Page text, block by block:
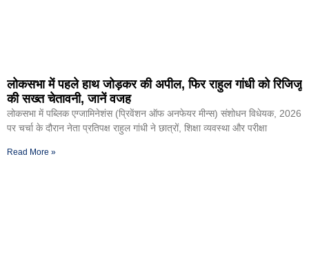
लोकसभा में पहले हाथ जोड़कर की अपील, फिर राहुल गांधी को रिजिजू
की सख्त चेतावनी, जानें वजह
लोकसभा में पब्लिक एग्जामिनेशंस (प्रिवेंशन ऑफ अनफेयर मीन्स) संशोधन विधेयक, 2026
पर चर्चा के दौरान नेता प्रतिपक्ष राहुल गांधी ने छात्रों, शिक्षा व्यवस्था और परीक्षा
Read More »